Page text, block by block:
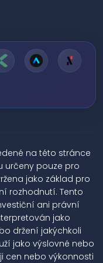
na této stránce
určeny pouze pro
jako základ pro
rozhodnutí. Tento
ani právní
jako
držení jakýchkoli
jako výslovné nebo
cen nebo výkonnosti